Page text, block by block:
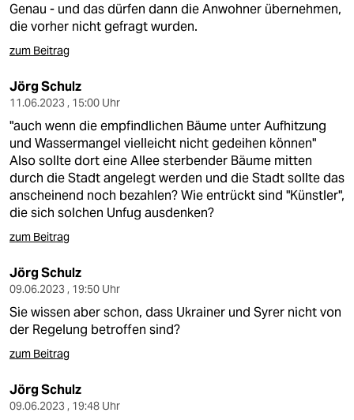
unterstützen
abo
genossenschaft
Genau - und das dürfen dann die Anwohner übernehmen,
die vorher nicht gefragt wurden.
zum Beitrag
Jörg Schulz
11.06.2023 , 15:00 Uhr
"auch wenn die empfindlichen Bäume unter Aufhitzung
und Wassermangel vielleicht nicht gedeihen können"
Also sollte dort eine Allee sterbender Bäume mitten
durch die Stadt angelegt werden und die Stadt sollte das
anscheinend noch bezahlen? Wie entrückt sind "Künstler",
die sich solchen Unfug ausdenken?
zum Beitrag
Jörg Schulz
09.06.2023 , 19:50 Uhr
Sie wissen aber schon, dass Ukrainer und Syrer nicht von
der Regelung betroffen sind?
zum Beitrag
Jörg Schulz
09.06.2023 , 19:48 Uhr